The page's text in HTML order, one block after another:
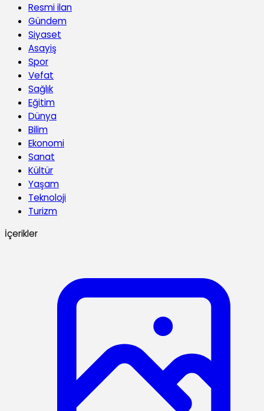
Resmi ilan
Gündem
Siyaset
Asayiş
Spor
Vefat
Sağlık
Eğitim
Dünya
Bilim
Ekonomi
Sanat
Kültür
Yaşam
Teknoloji
Turizm
İçerikler